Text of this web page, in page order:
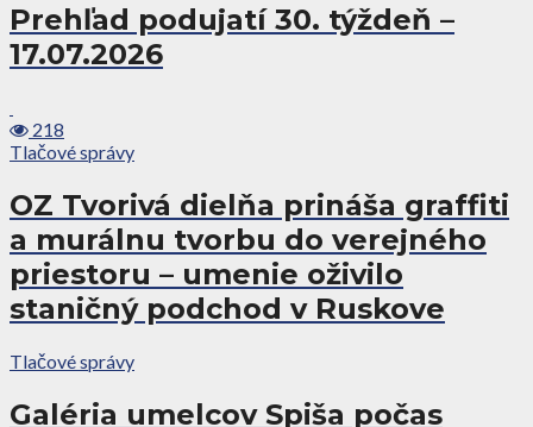
Prehľad podujatí 30. týždeň –
17.07.2026
218
Tlačové správy
OZ Tvorivá dielňa prináša graffiti
a murálnu tvorbu do verejného
priestoru – umenie oživilo
staničný podchod v Ruskove
Tlačové správy
Galéria umelcov Spiša počas